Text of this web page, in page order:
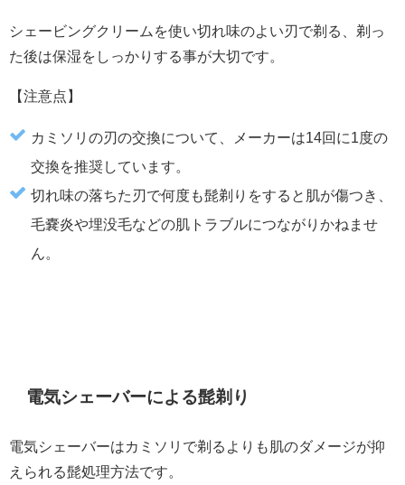
シェービングクリームを使い切れ味のよい刃で剃る、剃っ
た後は保湿をしっかりする事が大切です。
【注意点】
カミソリの刃の交換について、メーカーは14回に1度の
交換を推奨しています。
切れ味の落ちた刃で何度も髭剃りをすると肌が傷つき、
毛嚢炎や埋没毛などの肌トラブルにつながりかねませ
ん。
電気シェーバーによる髭剃り
電気シェーバーはカミソリで剃るよりも肌のダメージが抑
えられる髭処理方法です。